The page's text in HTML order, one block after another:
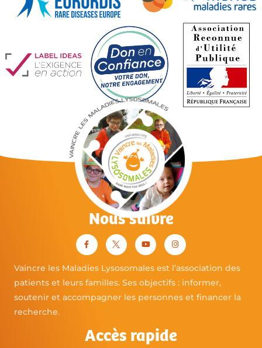
Nous suivre
Vaincre les Maladies Lysosomales est l’association des
patients et leurs familles. Ses objectifs : informer,
soutenir et accompagner les personnes et financer la
recherche.
Accès rapide